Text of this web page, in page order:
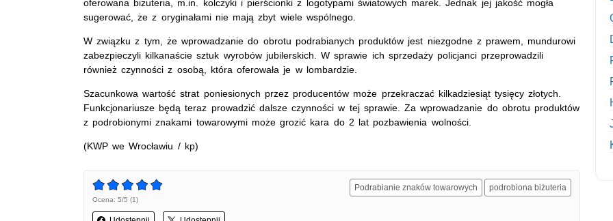
oferowana biżuteria, m.in. kolczyki i pierścionki z logotypami światowych marek. Jednak jej jakość mogła
sugerować, że z oryginałami nie mają zbyt wiele wspólnego.
W związku z tym, że wprowadzanie do obrotu podrabianych produktów jest niezgodne z prawem, mundurowi
zabezpieczyli kilkanaście sztuk wyrobów jubilerskich. W sprawie ich sprzedaży policjanci przeprowadzili
również czynności z osobą, która oferowała je w lombardzie.
Szacunkowa wartość strat poniesionych przez producentów może przekraczać kilkadziesiąt tysięcy złotych.
Funkcjonariusze będą teraz prowadzić dalsze czynności w tej sprawie. Za wprowadzanie do obrotu produktów
z podrobionymi znakami towarowymi może grozić kara do 2 lat pozbawienia wolności.
(KWP we Wrocławiu / kp)
Ocena: 5/5 (1)
Podrabianie znaków towarowych podrobiona biżuteria